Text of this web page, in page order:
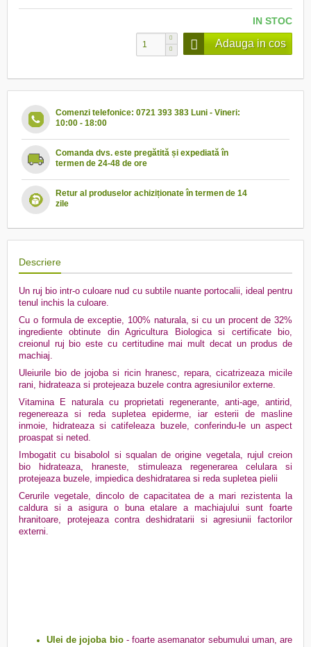
IN STOC
Adauga in cos
Comenzi telefonice: 0721 393 383 Luni - Vineri:
10:00 - 18:00
Comanda dvs. este pregătită și expediată în
termen de 24-48 de ore
Retur al produselor achiziționate în termen de 14
zile
Descriere
Un ruj bio intr-o culoare nud cu subtile nuante portocalii, ideal pentru
tenul inchis la culoare.
Cu o formula de exceptie, 100% naturala, si cu un procent de 32%
ingrediente obtinute din Agricultura Biologica si certificate bio,
creionul ruj bio este cu certitudine mai mult decat un produs de
machiaj.
Uleiurile bio de jojoba si ricin hranesc, repara, cicatrizeaza micile
rani, hidrateaza si protejeaza buzele contra agresiunilor externe.
Vitamina E naturala cu proprietati regenerante, anti-age, antirid,
regenereaza si reda supletea epiderme, iar esterii de masline
inmoie, hidrateaza si catifeleaza buzele, conferindu-le un aspect
proaspat si neted.
Imbogatit cu bisabolol si squalan de origine vegetala, rujul creion
bio hidrateaza, hraneste, stimuleaza regenerarea celulara si
protejeaza buzele, impiedica deshidratarea si reda supletea pielii
Cerurile vegetale, dincolo de capacitatea de a mari rezistenta la
caldura si a asigura o buna etalare a machiajului sunt foarte
hranitoare, protejeaza contra deshidratarii si agresiunii factorilor
externi.
Ulei de jojoba bio- foarte asemanator sebumului uman, are